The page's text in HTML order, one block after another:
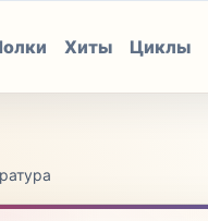
Хиты Циклы